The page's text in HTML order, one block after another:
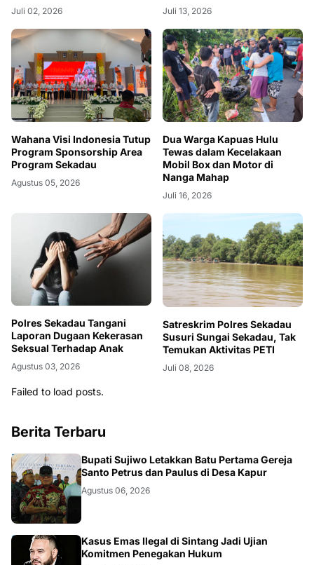
Juli 02, 2026 Juli 13, 2026
Wahana Visi Indonesia Tutup
Program Sponsorship Area
Program Sekadau
Agustus 05, 2026
Dua Warga Kapuas Hulu
Tewas dalam Kecelakaan
Mobil Box dan Motor di
Nanga Mahap
Juli 16, 2026
Polres Sekadau Tangani
Laporan Dugaan Kekerasan
Seksual Terhadap Anak
Agustus 03, 2026
Satreskrim Polres Sekadau
Susuri Sungai Sekadau, Tak
Temukan Aktivitas PETI
Juli 08, 2026
Failed to load posts.
Berita Terbaru
DAERAH
Bupati Sujiwo Letakkan Batu Pertama Gereja
Santo Petrus dan Paulus di Desa Kapur
Agustus 06, 2026
Kasus Emas Ilegal di Sintang Jadi Ujian
Komitmen Penegakan Hukum